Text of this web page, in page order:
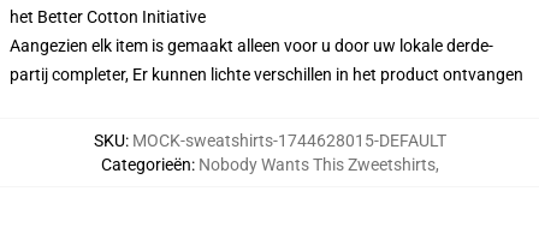
het Better Cotton Initiative
Aangezien elk item is gemaakt alleen voor u door uw lokale derde-
partij completer, Er kunnen lichte verschillen in het product ontvangen
SKU: MOCK-sweatshirts-1744628015-DEFAULT
Categorieën: Nobody Wants This Zweetshirts,